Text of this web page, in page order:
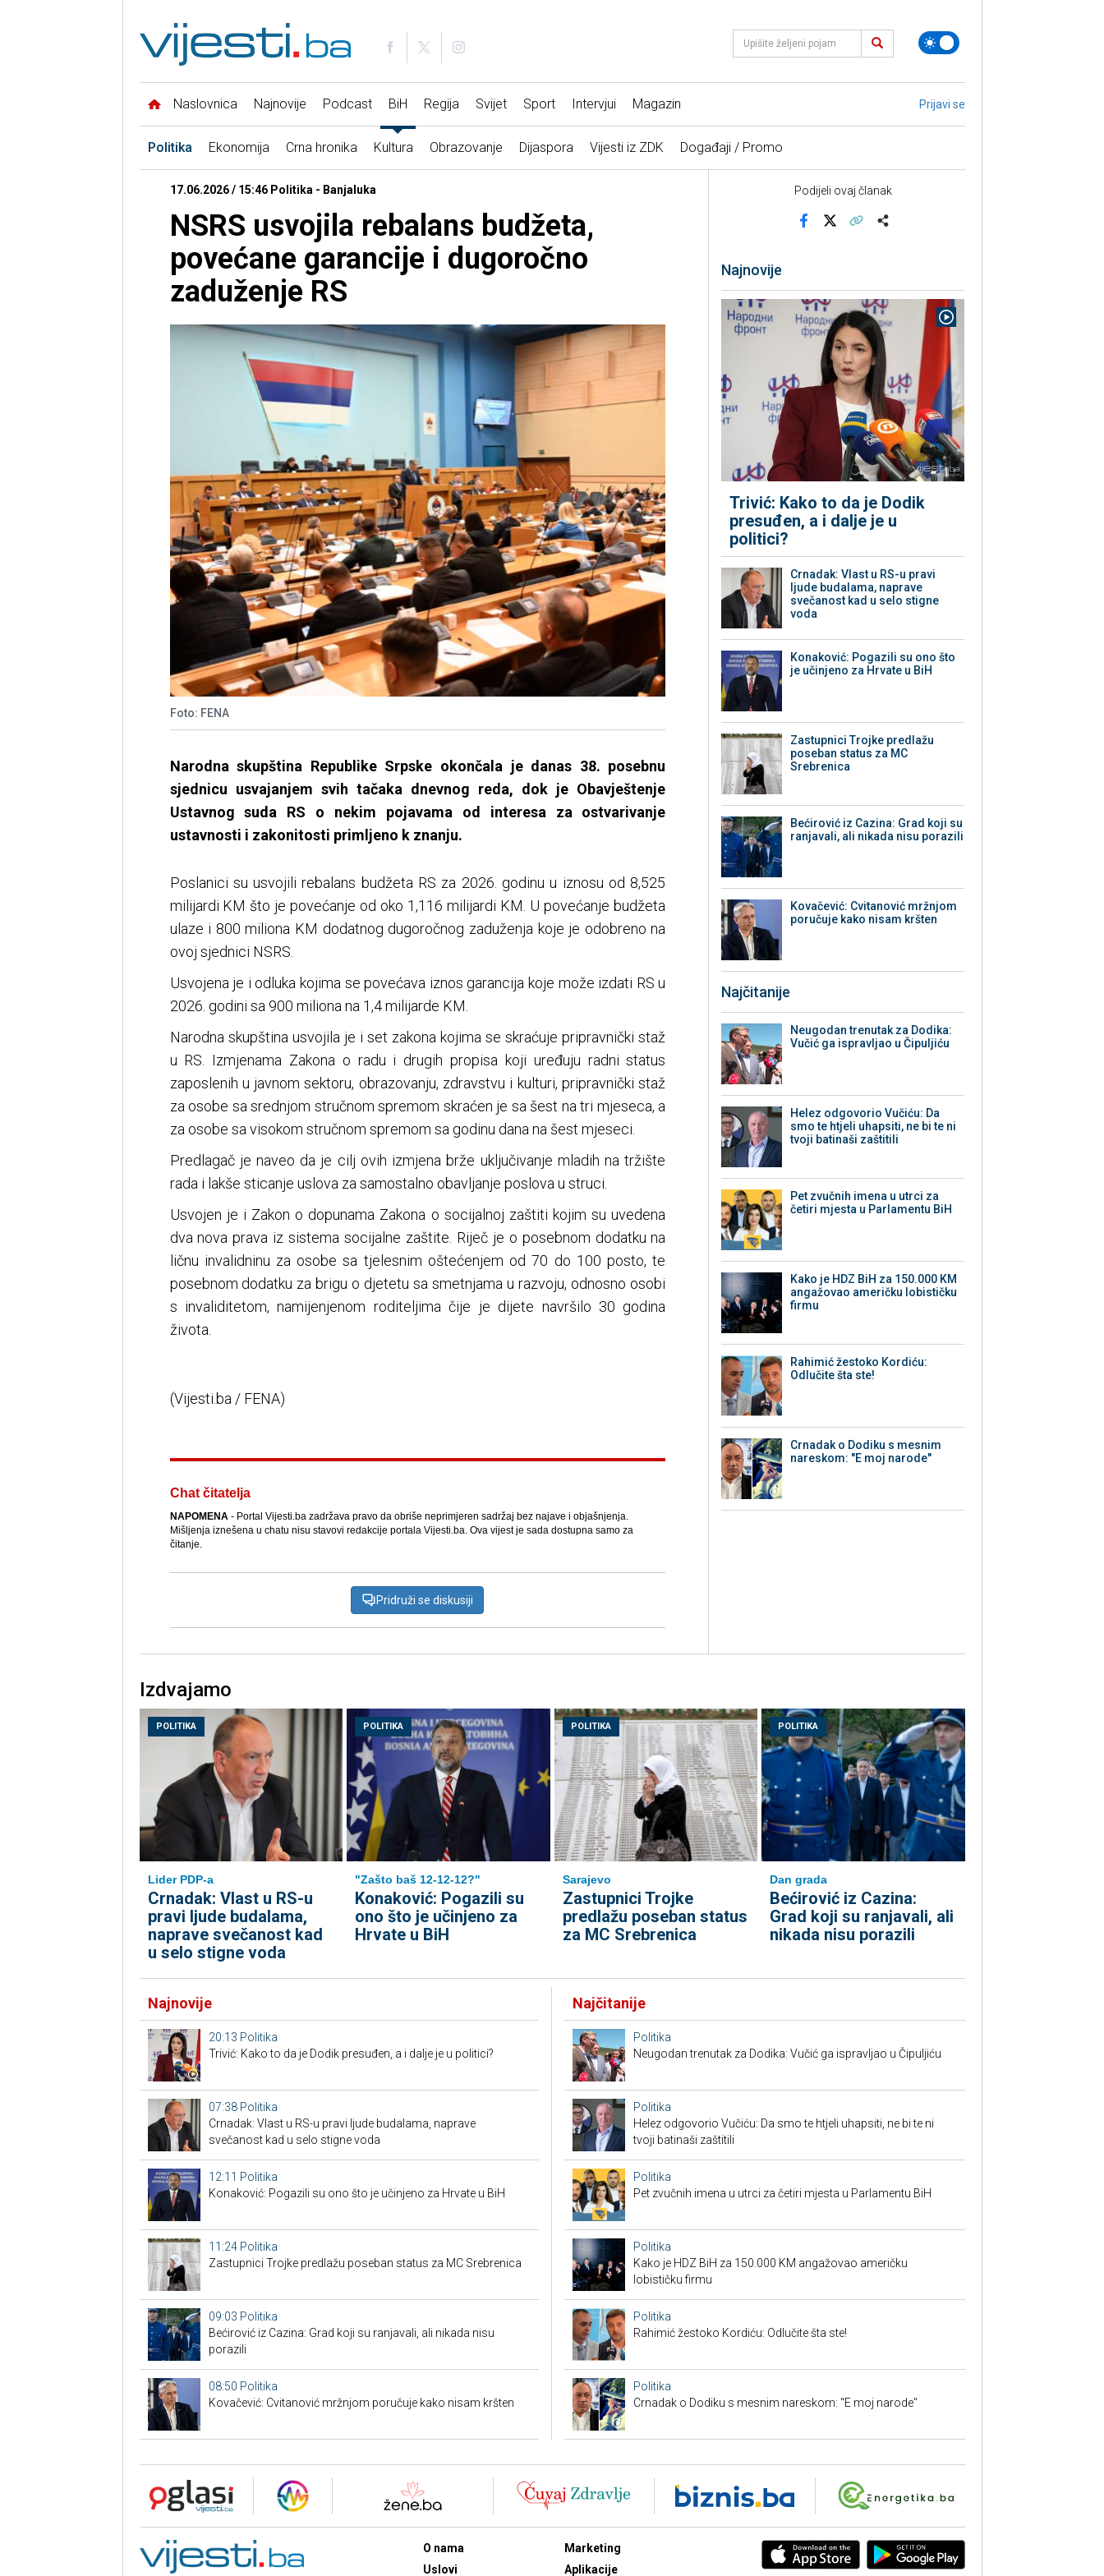
Naslovnica Najnovije Podcast BiH Regija Svijet Sport Intervjui Magazin Prijavi se
Politika Ekonomija Crna hronika Kultura Obrazovanje Dijaspora Vijesti iz ZDK Događaji / Promo
17.06.2026 / 15:46 Politika - Banjaluka
NSRS usvojila rebalans budžeta,
povećane garancije i dugoročno
zaduženje RS
Foto: FENA
Narodna skupština Republike Srpske okončala je danas 38. posebnu
sjednicu usvajanjem svih tačaka dnevnog reda, dok je Obavještenje
Ustavnog suda RS o nekim pojavama od interesa za ostvarivanje
ustavnosti i zakonitosti primljeno k znanju.
Poslanici su usvojili rebalans budžeta RS za 2026. godinu u iznosu od 8,525
milijardi KM što je povećanje od oko 1,116 milijardi KM. U povećanje budžeta
ulaze i 800 miliona KM dodatnog dugoročnog zaduženja koje je odobreno na
ovoj sjednici NSRS.
Usvojena je i odluka kojima se povećava iznos garancija koje može izdati RS u
2026. godini sa 900 miliona na 1,4 milijarde KM.
Narodna skupština usvojila je i set zakona kojima se skraćuje pripravnički staž
u RS. Izmjenama Zakona o radu i drugih propisa koji uređuju radni status
zaposlenih u javnom sektoru, obrazovanju, zdravstvu i kulturi, pripravnički staž
za osobe sa srednjom stručnom spremom skraćen je sa šest na tri mjeseca, a
za osobe sa visokom stručnom spremom sa godinu dana na šest mjeseci.
Predlagač je naveo da je cilj ovih izmjena brže uključivanje mladih na tržište
rada i lakše sticanje uslova za samostalno obavljanje poslova u struci.
Usvojen je i Zakon o dopunama Zakona o socijalnoj zaštiti kojim su uvedena
dva nova prava iz sistema socijalne zaštite. Riječ je o posebnom dodatku na
ličnu invalidninu za osobe sa tjelesnim oštećenjem od 70 do 100 posto, te
posebnom dodatku za brigu o djetetu sa smetnjama u razvoju, odnosno osobi
s invaliditetom, namijenjenom roditeljima čije je dijete navršilo 30 godina
života.
(Vijesti.ba / FENA)
Chat čitatelja
NAPOMENA- Portal Vijesti.ba zadržava pravo da obriše neprimjeren sadržaj bez najave i objašnjenja.
Mišljenja iznešena u chatu nisu stavovi redakcije portala Vijesti.ba. Ova vijest je sada dostupna samo za
čitanje.
Pridruži se diskusiji
Podijeli ovaj članak
Najnovije
Trivić: Kako to da je Dodik
presuđen, a i dalje je u
politici?
Crnadak: Vlast u RS-u pravi
ljude budalama, naprave
svečanost kad u selo stigne
voda
Konaković: Pogazili su ono što
je učinjeno za Hrvate u BiH
Zastupnici Trojke predlažu
poseban status za MC
Srebrenica
Bećirović iz Cazina: Grad koji su
ranjavali, ali nikada nisu porazili
Kovačević: Cvitanović mržnjom
poručuje kako nisam kršten
Najčitanije
Neugodan trenutak za Dodika:
Vučić ga ispravljao u Čipuljiću
Helez odgovorio Vučiću: Da
smo te htjeli uhapsiti, ne bi te ni
tvoji batinaši zaštitili
Pet zvučnih imena u utrci za
četiri mjesta u Parlamentu BiH
Kako je HDZ BiH za 150.000 KM
angažovao američku lobističku
firmu
Rahimić žestoko Kordiću:
Odlučite šta ste!
Crnadak o Dodiku s mesnim
nareskom: "E moj narode"
Izdvajamo
POLITIKA
Lider PDP-a
Crnadak: Vlast u RS-u
pravi ljude budalama,
naprave svečanost kad
u selo stigne voda
POLITIKA
"Zašto baš 12-12-12?"
Konaković: Pogazili su
ono što je učinjeno za
Hrvate u BiH
POLITIKA
Sarajevo
Zastupnici Trojke
predlažu poseban status
za MC Srebrenica
POLITIKA
Dan grada
Bećirović iz Cazina:
Grad koji su ranjavali, ali
nikada nisu porazili
Najnovije
20:13 Politika
Trivić: Kako to da je Dodik presuđen, a i dalje je u politici?
07:38 Politika
Crnadak: Vlast u RS-u pravi ljude budalama, naprave
svečanost kad u selo stigne voda
12:11 Politika
Konaković: Pogazili su ono što je učinjeno za Hrvate u BiH
11:24 Politika
Zastupnici Trojke predlažu poseban status za MC Srebrenica
09:03 Politika
Bećirović iz Cazina: Grad koji su ranjavali, ali nikada nisu
porazili
08:50 Politika
Kovačević: Cvitanović mržnjom poručuje kako nisam kršten
Najčitanije
Politika
Neugodan trenutak za Dodika: Vučić ga ispravljao u Čipuljiću
Politika
Helez odgovorio Vučiću: Da smo te htjeli uhapsiti, ne bi te ni
tvoji batinaši zaštitili
Politika
Pet zvučnih imena u utrci za četiri mjesta u Parlamentu BiH
Politika
Kako je HDZ BiH za 150.000 KM angažovao američku
lobističku firmu
Politika
Rahimić žestoko Kordiću: Odlučite šta ste!
Politika
Crnadak o Dodiku s mesnim nareskom: "E moj narode"
O nama
Uslovi
Marketing
Aplikacije